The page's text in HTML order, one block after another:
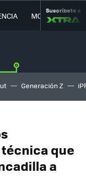
MOVILIDAD
Suscríbete a
Generación Z
que
a